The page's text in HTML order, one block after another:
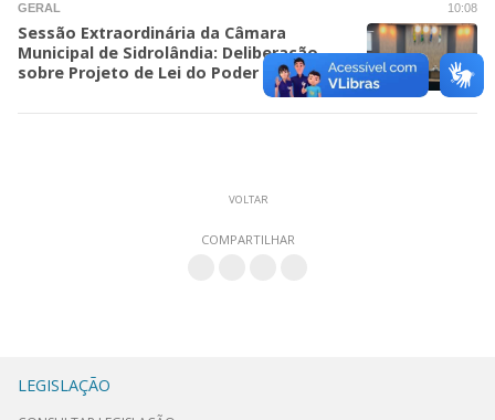
10:08
GERAL
Sessão Extraordinária da Câmara
Municipal de Sidrolândia: Deliberação
sobre Projeto de Lei do Poder Executivo
VOLTAR
COMPARTILHAR
LEGISLAÇÃO